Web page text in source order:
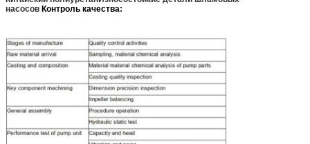
насосов Контроль качества: